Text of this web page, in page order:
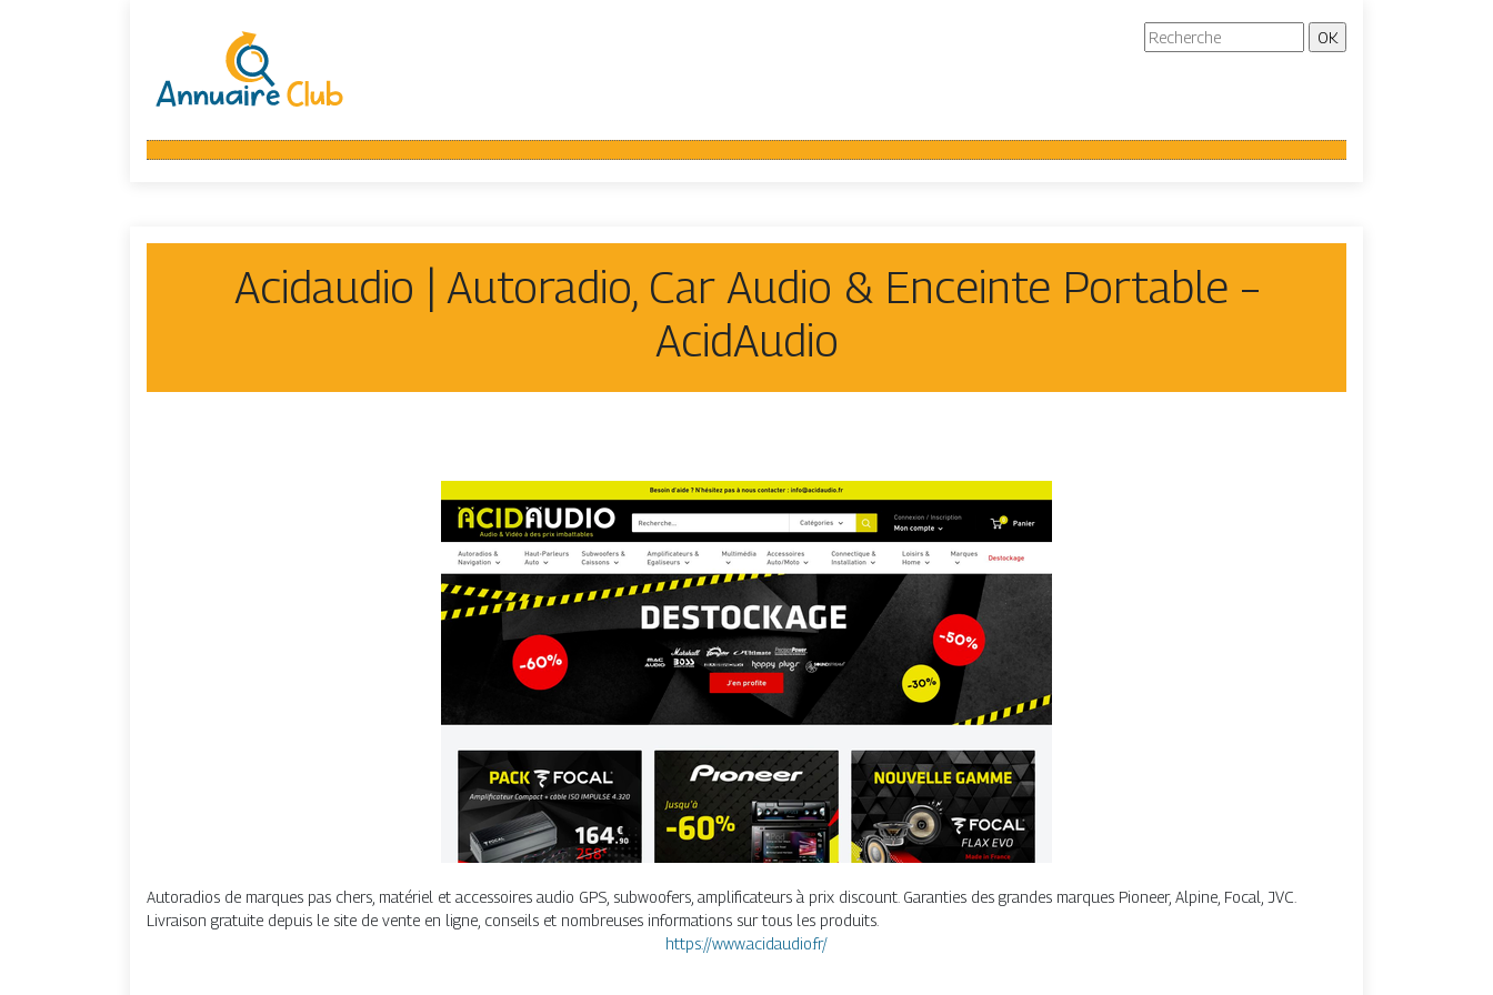
Acidaudio | Autoradio, Car Audio & Enceinte Portable –
AcidAudio
Autoradios de marques pas chers, matériel et accessoires audio GPS, subwoofers, amplificateurs à prix discount. Garanties des grandes marques Pioneer, Alpine, Focal, JVC.
Livraison gratuite depuis le site de vente en ligne, conseils et nombreuses informations sur tous les produits.
https://www.acidaudio.fr/